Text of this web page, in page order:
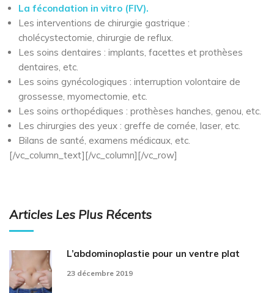
La fécondation in vitro (FIV).
Les interventions de chirurgie gastrique :
cholécystectomie, chirurgie de reflux.
Les soins dentaires : implants, facettes et prothèses
dentaires, etc.
Les soins gynécologiques : interruption volontaire de
grossesse, myomectomie, etc.
Les soins orthopédiques : prothèses hanches, genou, etc.
Les chirurgies des yeux : greffe de cornée, laser, etc.
Bilans de santé, examens médicaux, etc.
[/vc_column_text][/vc_column][/vc_row]
Articles Les Plus Récents
L’abdominoplastie pour un ventre plat
23 décembre 2019